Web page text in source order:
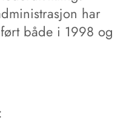
har
både i 1998 og